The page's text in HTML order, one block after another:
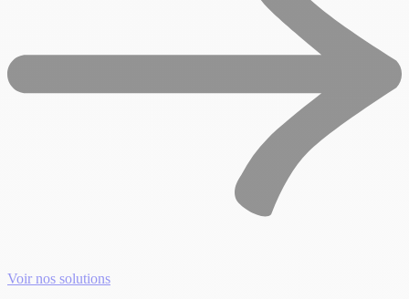
Voir nos solutions